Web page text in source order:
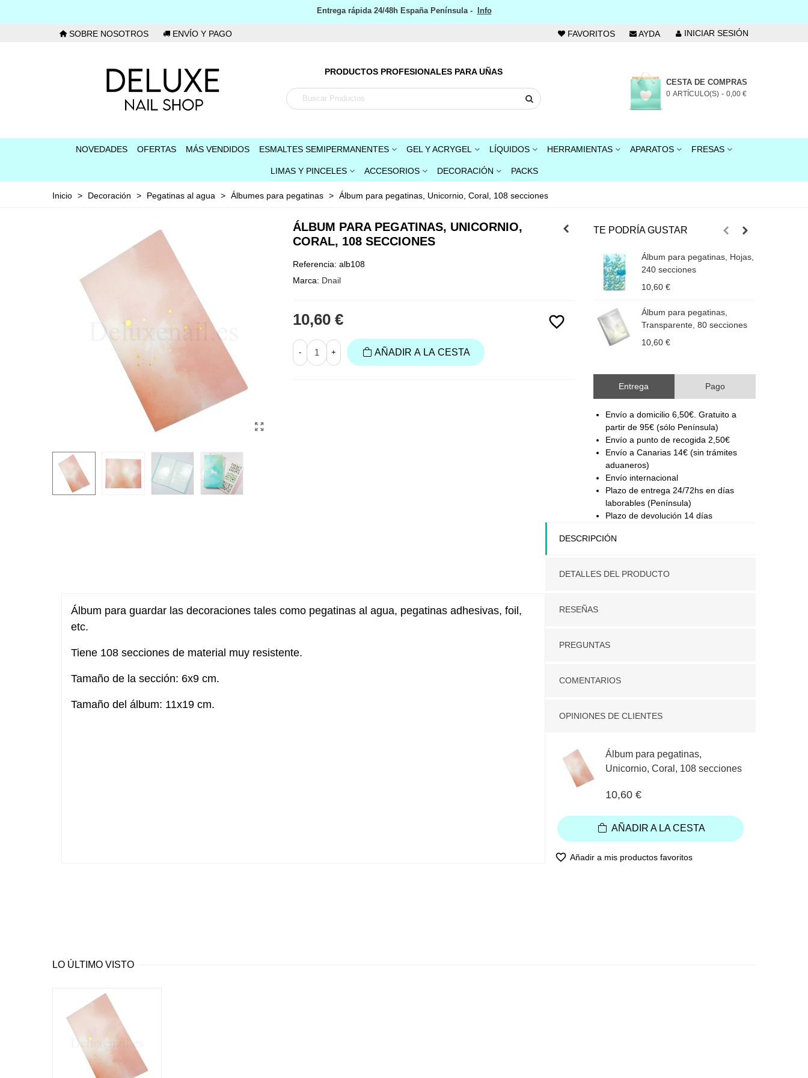
Entrega rápida 24/48h España Península - Info
SOBRE NOSOTROS ENVÍO Y PAGO FAVORITOS AYDA INICIAR SESIÓN
PRODUCTOS PROFESIONALES PARA UÑAS
CESTA DE COMPRAS
0 ARTÍCULO(S) - 0,00 €
NOVEDADES OFERTAS MÁS VENDIDOS ESMALTES SEMIPERMANENTES GEL Y ACRYGEL LÍQUIDOS HERRAMIENTAS APARATOS FRESAS
LIMAS Y PINCELES ACCESORIOS DECORACIÓN PACKS
Inicio > Decoración > Pegatinas al agua > Álbumes para pegatinas > Álbum para pegatinas, Unicornio, Coral, 108 secciones
ÁLBUM PARA PEGATINAS, UNICORNIO,
CORAL, 108 SECCIONES
Referencia: alb108
Marca: Dnail
favorite_border
10,60 €
- + AÑADIR A LA CESTA
TE PODRÍA GUSTAR
Álbum para pegatinas, Hojas,
240 secciones
10,60 €
Álbum para pegatinas,
Transparente, 80 secciones
10,60 €
Entrega Pago
Envío a domicilio 6,50€. Gratuito a
partir de 95€ (sólo Península)
Envío a punto de recogida 2,50€
Envío a Canarias 14€ (sin trámites
aduaneros)
Envío internacional
Plazo de entrega 24/72hs en días
laborables (Península)
Plazo de devolución 14 días
Más sobre la entrega
DESCRIPCIÓN
DETALLES DEL PRODUCTO
RESEÑAS
PREGUNTAS
COMENTARIOS
OPINIONES DE CLIENTES
Álbum para pegatinas,
Unicornio, Coral, 108 secciones
10,60 €
AÑADIR A LA CESTA
favorite_border Añadir a mis productos favoritos
Álbum para guardar las decoraciones tales como pegatinas al agua, pegatinas adhesivas, foil,
etc.
Tiene 108 secciones de material muy resistente.
Tamaño de la sección: 6x9 cm.
Tamaño del álbum: 11x19 cm.
LO ÚLTIMO VISTO